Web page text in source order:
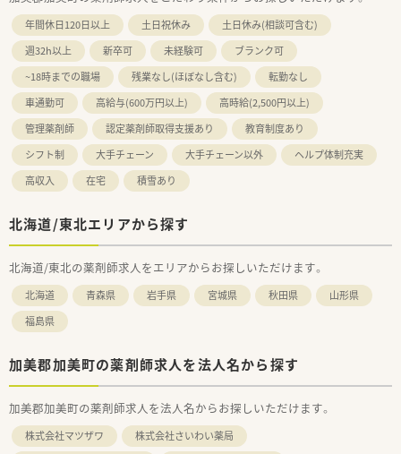
年間休日120日以上 土日祝休み
土日休み(相談可含む)
週32h以上
新卒可 未経験可
ブランク可
~18時までの職場
残業なし(ほぼなし含む)
転勤なし
車通勤可
高給与(600万円以上)
高時給(2,500円以上)
管理薬剤師
認定薬剤師取得支援あり
教育制度あり
シフト制
大手チェーン 大手チェーン以外
ヘルプ体制充実
高収入
在宅 積雪あり
北海道/東北エリアから探す
北海道/東北の薬剤師求人をエリアからお探しいただけます。
北海道 青森県 岩手県 宮城県 秋田県
山形県
福島県
加美郡加美町の薬剤師求人を法人名から探す
加美郡加美町の薬剤師求人を法人名からお探しいただけます。
株式会社マツザワ
株式会社さいわい薬局